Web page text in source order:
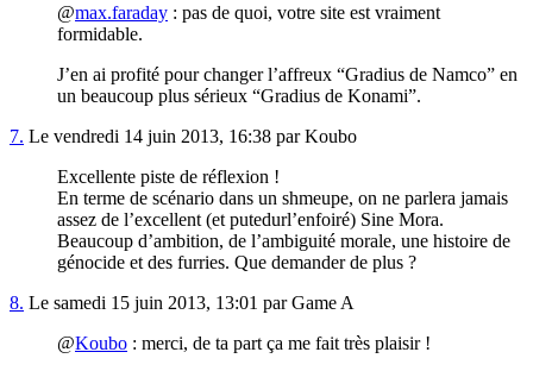
@max.faraday : pas de quoi, votre site est vraiment
formidable.
J’en ai profité pour changer l’affreux “Gradius de Namco” en
un beaucoup plus sérieux “Gradius de Konami”.
7. Le vendredi 14 juin 2013, 16:38 par Koubo
Excellente piste de réflexion !
En terme de scénario dans un shmeupe, on ne parlera jamais
assez de l’excellent (et putedurl’enfoiré) Sine Mora.
Beaucoup d’ambition, de l’ambiguité morale, une histoire de
génocide et des furries. Que demander de plus ?
8. Le samedi 15 juin 2013, 13:01 par Game A
@Koubo : merci, de ta part ça me fait très plaisir !